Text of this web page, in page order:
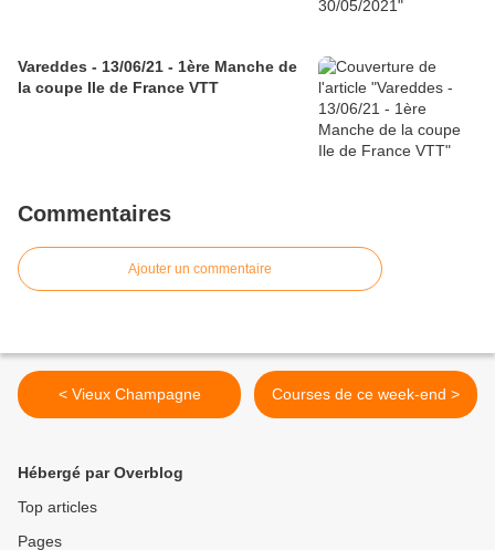
Vareddes - 13/06/21 - 1ère Manche de
la coupe Ile de France VTT
Commentaires
Ajouter un commentaire
< Vieux Champagne Courses de ce week-end >
Hébergé par Overblog
Top articles
Pages